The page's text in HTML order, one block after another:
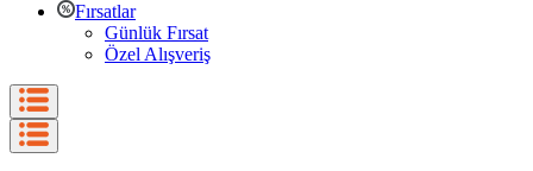
Fırsatlar
Günlük Fırsat
Özel Alışveriş